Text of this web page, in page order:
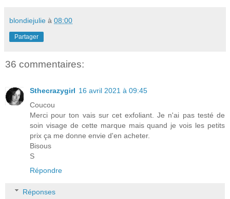
blondiejulie à 08:00
Partager
36 commentaires:
Sthecrazygirl 16 avril 2021 à 09:45
Coucou
Merci pour ton vais sur cet exfoliant. Je n'ai pas testé de
soin visage de cette marque mais quand je vois les petits
prix ça me donne envie d'en acheter.
Bisous
S
Répondre
Réponses